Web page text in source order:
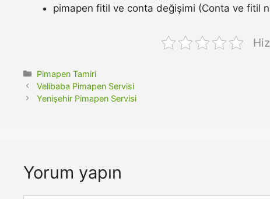
pimapen fitil ve conta değişimi (Conta ve fitil
Kategoriler
Pimapen Tamiri
Velibaba Pimapen Servisi
Yenişehir Pimapen Servisi
Yorum yapın